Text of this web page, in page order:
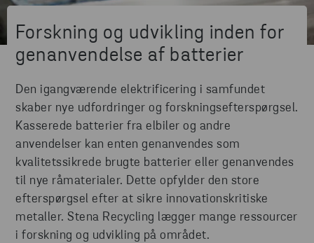
Forskning og udvikling inden for
genanvendelse af batterier
Den igangværende elektrificering i samfundet
skaber nye udfordringer og forskningsefterspørgsel.
Kasserede batterier fra elbiler og andre
anvendelser kan enten genanvendes som
kvalitetssikrede brugte batterier eller genanvendes
til nye råmaterialer. Dette opfylder den store
efterspørgsel efter at sikre innovationskritiske
metaller. Stena Recycling lægger mange ressourcer
i forskning og udvikling på området.